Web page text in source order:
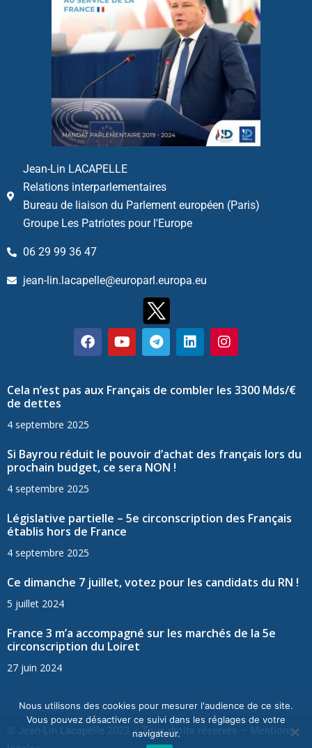
Jean-Lin LACAPELLE
Relations interparlementaires
Bureau de liaison du Parlement européen (Paris)
Groupe Les Patriotes pour l'Europe
06 29 99 36 47
jean-lin.lacapelle@europarl.europa.eu
Cela n’est pas aux Français de combler les 3300 Mds/€
de dettes
4 septembre 2025
Si Bayrou réduit le pouvoir d’achat des français lors du
prochain budget, ce sera NON !
4 septembre 2025
Législative partielle – 5e circonscription des Français
établis hors de France
4 septembre 2025
Ce dimanche 7 juillet, votez pour les candidats du RN !
5 juillet 2024
France 3 m’a accompagné sur les marchés de la 5e
circonscription du Loiret
27 juin 2024
© Jean-Lin Lacapelle 2023 – Tous droits réservés – Mentions
Nous utilisons des cookies pour mesurer l'audience de ce site.
Vous pouvez désactiver ce suivi dans les réglages de votre
navigateur.